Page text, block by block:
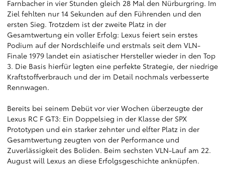
Farnbacher in vier Stunden gleich 28 Mal den Nürburgring. Im
Ziel fehlten nur 14 Sekunden auf den Führenden und den
ersten Sieg. Trotzdem ist der zweite Platz in der
Gesamtwertung ein voller Erfolg: Lexus feiert sein erstes
Podium auf der Nordschleife und erstmals seit dem VLN-
Finale 1979 landet ein asiatischer Hersteller wieder in den Top
3. Die Basis hierfür legten eine perfekte Strategie, der niedrige
Kraftstoffverbrauch und der im Detail nochmals verbesserte
Rennwagen.
Bereits bei seinem Debüt vor vier Wochen überzeugte der
Lexus RC F GT3: Ein Doppelsieg in der Klasse der SPX
Prototypen und ein starker zehnter und elfter Platz in der
Gesamtwertung zeugten von der Performance und
Zuverlässigkeit des Boliden. Beim sechsten VLN-Lauf am 22.
August will Lexus an diese Erfolgsgeschichte anknüpfen.